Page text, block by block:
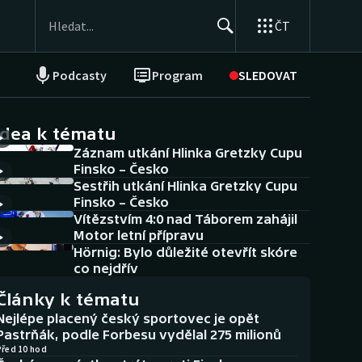
ČT
Podcasty Program SLEDOVAT
NEPŘEHLÉDNĚTE
Historické návraty
Aplikace ČT sport
AZ kvíz
k tématu
Záznam utkání Hlinka Gretzky Cupu
Finsko – Česko
Sestřih utkání Hlinka Gretzky Cupu
Finsko – Česko
Vítězstvím 4:0 nad Táborem zahájil
Motor letní přípravu
Hörnig: Bylo důležité otevřít skóre
co nejdřív
k tématu
placený český sportovec je opět
podle Forbesu vydělal 275 milionů
10 hod